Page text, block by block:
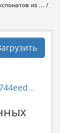
из ...
mineral_9302.jpg